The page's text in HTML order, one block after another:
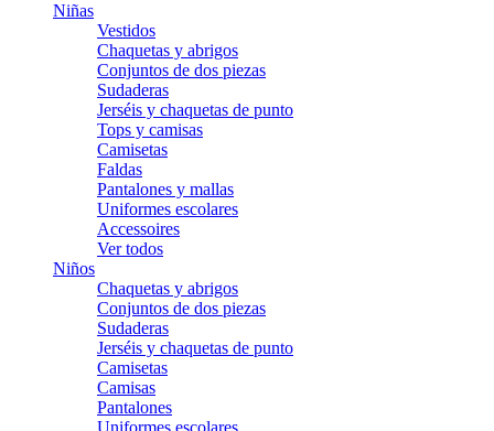
Niñas
Vestidos
Chaquetas y abrigos
Conjuntos de dos piezas
Sudaderas
Jerséis y chaquetas de punto
Tops y camisas
Camisetas
Faldas
Pantalones y mallas
Uniformes escolares
Accessoires
Ver todos
Niños
Chaquetas y abrigos
Conjuntos de dos piezas
Sudaderas
Jerséis y chaquetas de punto
Camisetas
Camisas
Pantalones
Uniformes escolares